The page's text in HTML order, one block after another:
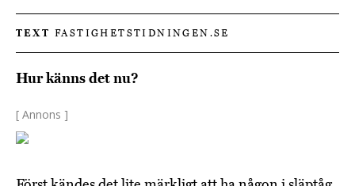
TEXT FASTIGHETSTIDNINGEN.SE
Hur känns det nu?
[ Annons ]